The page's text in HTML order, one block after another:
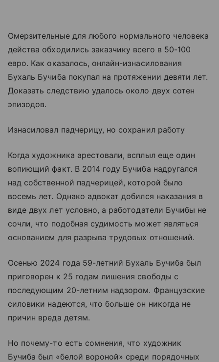
Омерзительные для любого нормального человека
действа обходились заказчику всего в 50-100
евро. Как оказалось, онлайн-изнасилования
Бухаль Бучиба покупал на протяжении девяти лет.
Доказать следствию удалось около двух сотен
эпизодов.
Изнасиловал падчерицу, но сохранил работу
Когда художника арестовали, всплыл еще один
вопиющий факт. В 2014 году Бучиба надругался
над собственной падчерицей, которой было
восемь лет. Однако адвокат добился наказания в
виде двух лет условно, а работодатели Бучибы не
сочли, что подобная судимость может являться
основанием для разрыва трудовых отношений.
Осенью 2024 года 59-летний Бухаль Бучиба был
приговорен к 25 годам лишения свободы с
последующим 20-летним надзором. Французские
силовики надеются, что больше он никогда не
причин вреда детям.
Но почему-то есть сомнения, что художник
Бучиба был «белой вороной» среди порядочных